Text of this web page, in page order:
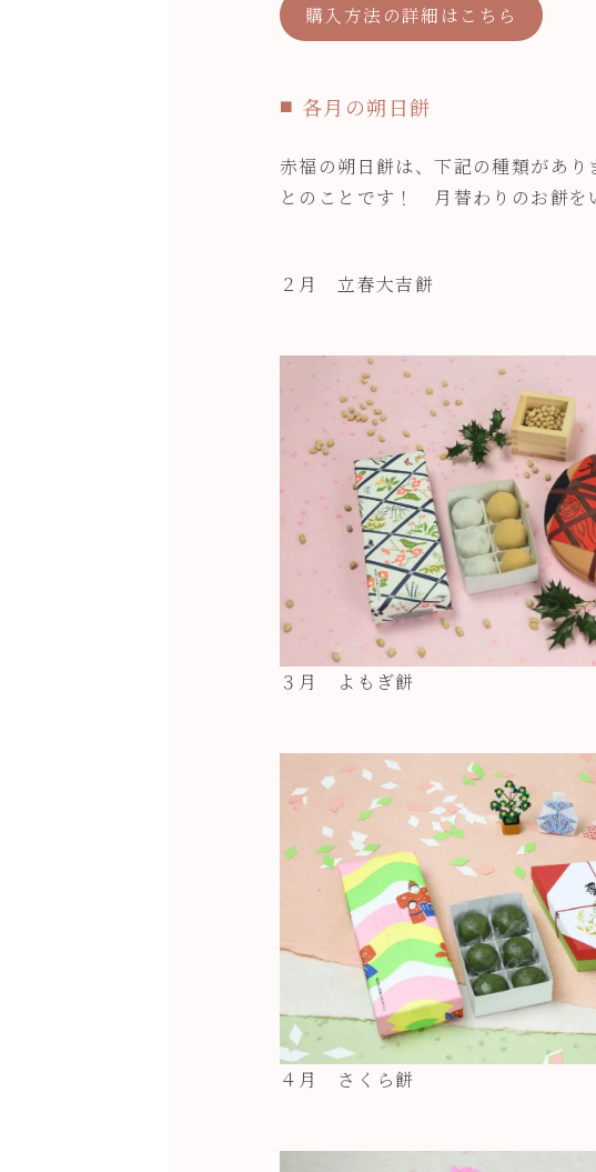
購入方法の詳細はこちら
各月の朔日餅
赤福の朔日餅は、下記の種類があ
とのことです！ 月替わりのお餅を
２月 立春大吉餅
３月 よもぎ餅
４月 さくら餅